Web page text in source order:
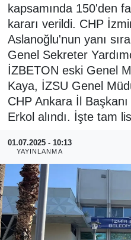
kapsamında 150'den
kararı verildi. CHP
Aslanoğlu'nun yanı
Genel Sekreter
İZBETON eski Genel
Kaya, İZSU Genel
CHP Ankara İl
Erkol alındı. İşte tam
01.07.2025 - 10:13
YAYINLANMA
ASAYİŞ
RESMİ REKLAM
Haber Arşivi